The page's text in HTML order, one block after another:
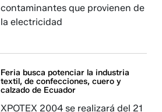
contaminantes que provienen de
la electricidad
Feria busca potenciar la industria
textil, de confecciones, cuero y
calzado de Ecuador
XPOTEX 2004 se realizará del 21